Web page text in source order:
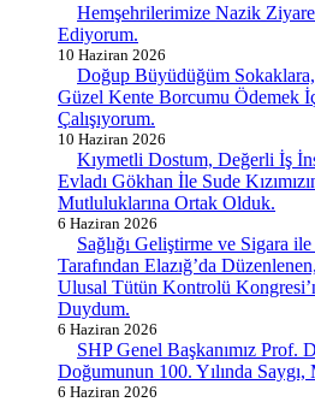
Hemşehrilerimize Nazik
Ediyorum.
10 Haziran 2026
Doğup Büyüdüğüm
Güzel Kente Borcumu Ödemek
Çalışıyorum.
10 Haziran 2026
Kıymetli Dostum, Değerli İş
Evladı Gökhan İle Sude
Mutluluklarına Ortak Olduk.
6 Haziran 2026
Sağlığı Geliştirme ve Sigara
Tarafından Elazığ’da
Ulusal Tütün Kontrolü
Duydum.
6 Haziran 2026
SHP Genel Başkanımız Prof.
Doğumunun 100. Yılında
6 Haziran 2026